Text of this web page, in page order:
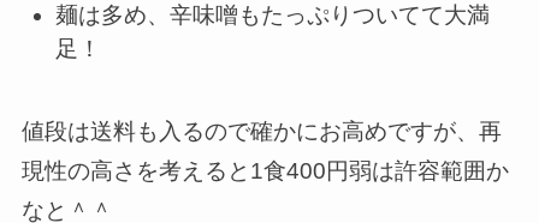
麺は多め、辛味噌もたっぷりついてて大満
足！
値段は送料も入るので確かにお高めですが、再
現性の高さを考えると1食400円弱は許容範囲か
なと＾＾